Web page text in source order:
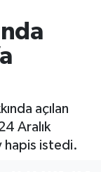
açılan
Aralık
hapis istedi.